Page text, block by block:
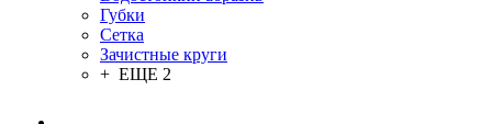
Губки
Сетка
Зачистные круги
+ ЕЩЕ 2